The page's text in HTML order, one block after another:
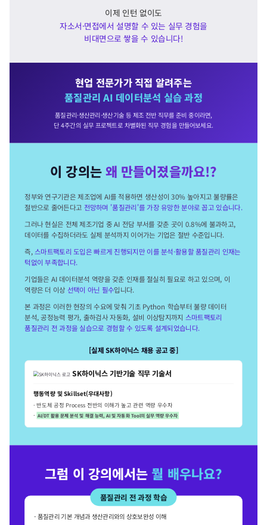
이제 인턴 없이도
자소서·면접에서 설명할 수 있는 실무 경험을
비대면으로 쌓을 수 있습니다!
현업 전문가가 직접 알려주는
품질관리 AI 데이터분석 실습 과정
품질관리·생산관리·생산기술 등 제조 전반 직무를 준비 중이라면,
단 4주간의 실무 프로젝트로 차별화된 직무 경험을 만들어보세요.
이 강의는왜 만들어졌을까요!?
정부와 연구기관은 제조업에 AI를 적용하면 생산성이 30% 높아지고 불량률은
절반으로 줄어든다고 전망하며 '품질관리'를 가장 유망한 분야로 꼽고 있습니다.
그러나 현실은 전체 제조기업 중 AI 전담 부서를 갖춘 곳이 0.8%에 불과하고,
데이터를 수집하더라도 실제 분석까지 이어가는 기업은 절반 수준입니다.
즉,스마트팩토리 도입은 빠르게 진행되지만 이를 분석·활용할 품질관리 인재는
턱없이 부족합니다.
기업들은 AI 데이터분석 역량을 갖춘 인재를 절실히 필요로 하고 있으며, 이
역량은 더 이상 선택이 아닌 필수입니다.
본 과정은 이러한 현장의 수요에 맞춰 기초 Python 학습부터 불량 데이터
분석, 공정능력 평가, 출하검사 자동화, 설비 이상탐지까지 스마트팩토리
품질관리 전 과정을 실습으로 경험할 수 있도록 설계되었습니다.
[실제 SK하이닉스 채용 공고 중]
SK하이닉스 기반기술 직무 기술서
행동역량 및 Skillset(우대사항)
· 반도체 공정 Process 전반의 이해가 높고 관련 역량 우수자
· AI/DT 활용 문제 분석 및 해결 능력, AI 및 자동화 Tool의 실무 역량 우수자
그럼 이 강의에서는 뭘 배우나요?
품질관리 전 과정 학습
- 품질관리 기본 개념과 생산관리와의 상호보완성 이해